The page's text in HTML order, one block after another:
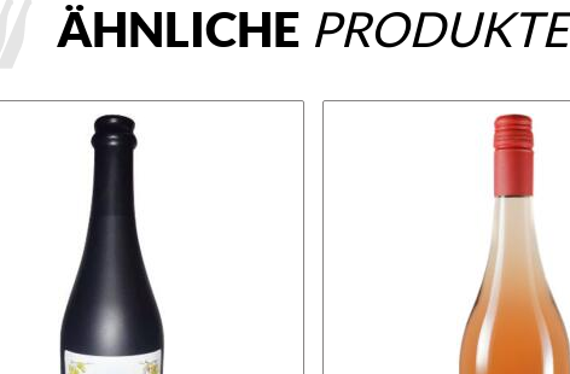
ÄHNLICHE PRODUKTE